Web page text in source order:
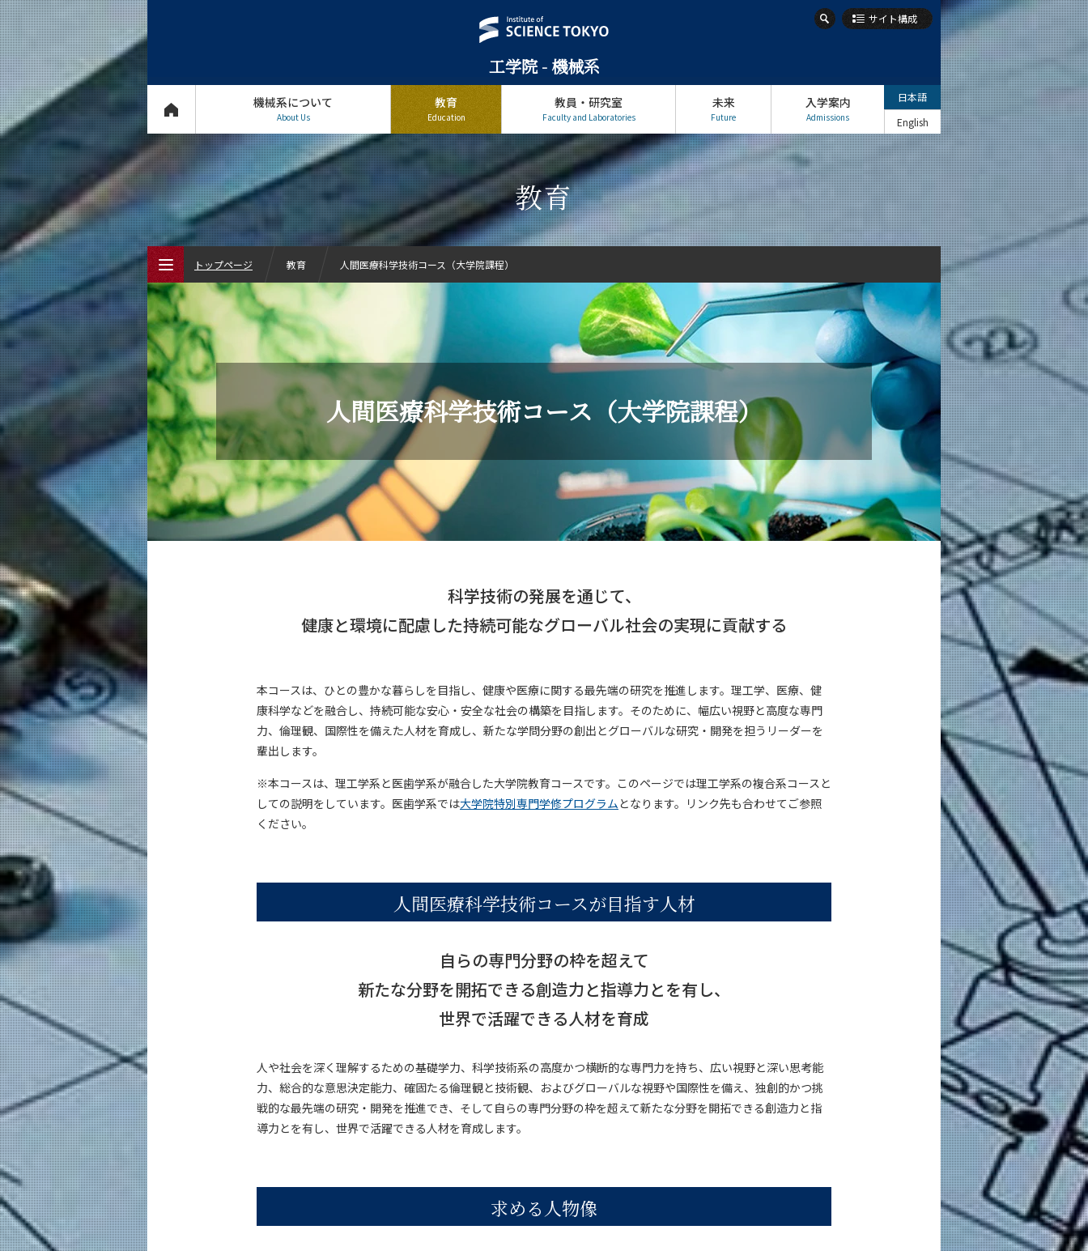
工学院 - 機械系
サイト構成
機械系について
About Us
教育
Education
教員・研究室
Faculty and Laboratories
未来
Future
入学案内
Admissions
日本語
English
教育
人間医療科学技術コース（大学院課程）
科学技術の発展を通じて、
健康と環境に配慮した持続可能なグローバル社会の実現に貢献する
本コースは、ひとの豊かな暮らしを目指し、健康や医療に関する最先端の研究を推進します。理工学、医療、健
康科学などを融合し、持続可能な安心・安全な社会の構築を目指します。そのために、幅広い視野と高度な専門
力、倫理観、国際性を備えた人材を育成し、新たな学問分野の創出とグローバルな研究・開発を担うリーダーを
輩出します。
※本コースは、理工学系と医歯学系が融合した大学院教育コースです。このページでは理工学系の複合系コースと
しての説明をしています。医歯学系では大学院特別専門学修プログラムとなります。リンク先も合わせてご参照
ください。
人間医療科学技術コースが目指す人材
自らの専門分野の枠を超えて
新たな分野を開拓できる創造力と指導力とを有し、
世界で活躍できる人材を育成
人や社会を深く理解するための基礎学力、科学技術系の高度かつ横断的な専門力を持ち、広い視野と深い思考能
力、総合的な意思決定能力、確固たる倫理観と技術観、およびグローバルな視野や国際性を備え、独創的かつ挑
戦的な最先端の研究・開発を推進でき、そして自らの専門分野の枠を超えて新たな分野を開拓できる創造力と指
導力とを有し、世界で活躍できる人材を育成します。
求める人物像
トップページ 教育 人間医療科学技術コース（大学院課程）
トップページ
機械系について
教育
機械系（学士課程）
5つの特長
学びの体系
機械コース（大学院課程）
5つの特長
学びの体系
エンジニアリングデザインコース（大学院課程）
人間医療科学技術コース（大学院課程）
イベントカレンダー